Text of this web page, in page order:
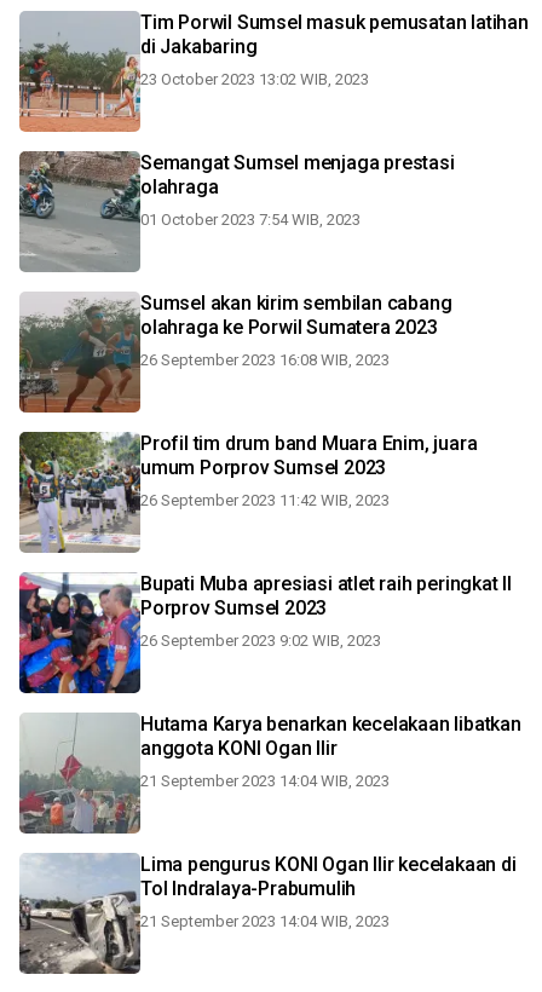
Tim Porwil Sumsel masuk pemusatan latihan
di Jakabaring
23 October 2023 13:02 WIB, 2023
Semangat Sumsel menjaga prestasi
olahraga
01 October 2023 7:54 WIB, 2023
Sumsel akan kirim sembilan cabang
olahraga ke Porwil Sumatera 2023
26 September 2023 16:08 WIB, 2023
Profil tim drum band Muara Enim, juara
umum Porprov Sumsel 2023
26 September 2023 11:42 WIB, 2023
Bupati Muba apresiasi atlet raih peringkat II
Porprov Sumsel 2023
26 September 2023 9:02 WIB, 2023
Hutama Karya benarkan kecelakaan libatkan
anggota KONI Ogan Ilir
21 September 2023 14:04 WIB, 2023
Lima pengurus KONI Ogan Ilir kecelakaan di
Tol Indralaya-Prabumulih
21 September 2023 14:04 WIB, 2023